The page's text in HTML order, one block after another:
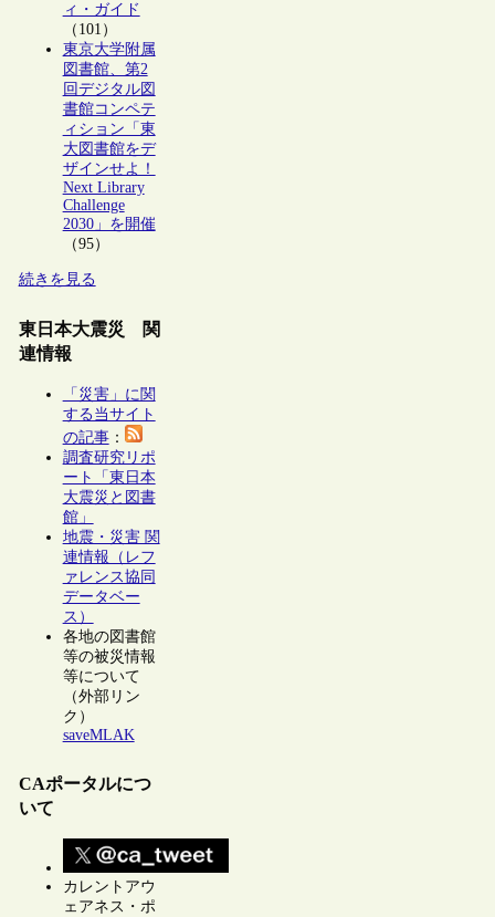
ィ・ガイド
（101）
東京大学附属
図書館、第2
回デジタル図
書館コンペテ
ィション「東
大図書館をデ
ザインせよ！
Next Library
Challenge
2030」を開催
（95）
続きを見る
東日本大震災 関
連情報
「災害」に関
する当サイト
の記事：
調査研究リポ
ート「東日本
大震災と図書
館」
地震・災害 関
連情報（レフ
ァレンス協同
データベー
ス）
各地の図書館
等の被災情報
等について
（外部リン
ク）
saveMLAK
CAポータルにつ
いて
カレントアウ
ェアネス・ポ